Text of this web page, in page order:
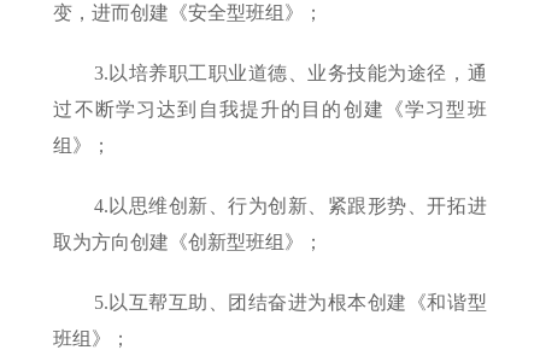
变，进而创建《安全型班组》；
3.以培养职工职业道德、业务技能为途径，通
过不断学习达到自我提升的目的创建《学习型班
组》；
4.以思维创新、行为创新、紧跟形势、开拓进
取为方向创建《创新型班组》；
5.以互帮互助、团结奋进为根本创建《和谐型
班组》；